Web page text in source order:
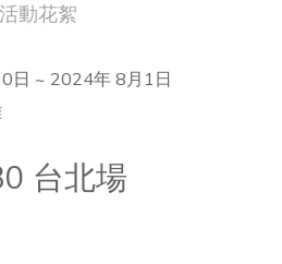
活動花絮
日 ~ 2024年 8月1日
台北場